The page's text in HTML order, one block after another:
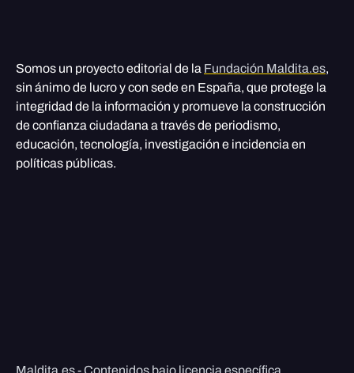
Somos un proyecto editorial de la Fundación Maldita.es,
sin ánimo de lucro y con sede en España, que protege la
integridad de la información y promueve la construcción
de confianza ciudadana a través de periodismo,
educación, tecnología, investigación e incidencia en
políticas públicas.